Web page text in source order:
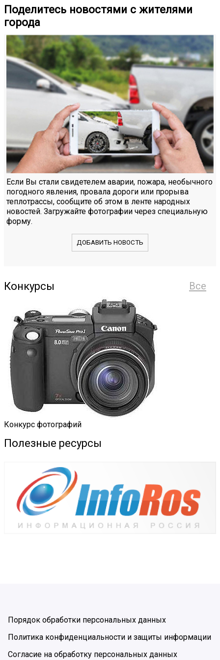
Поделитесь новостями с жителями
города
Если Вы стали свидетелем аварии, пожара, необычного
погодного явления, провала дороги или прорыва
теплотрассы, сообщите об этом в ленте народных
новостей. Загружайте фотографии через специальную
форму.
ДОБАВИТЬ НОВОСТЬ
Все
Конкурсы
Конкурс фотографий
Полезные ресурсы
Порядок обработки персональных данных
Политика конфиденциальности и защиты информации
Согласие на обработку персональных данных